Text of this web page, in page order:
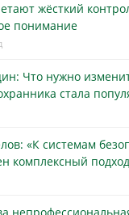
жёсткий
понимание
Что нужно
стала
«К системам
комплексный